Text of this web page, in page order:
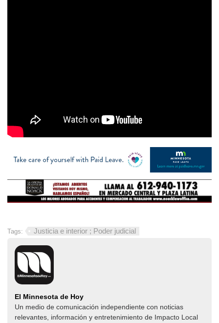
Tags: Justicia e interior ; Poder judicial
El Minnesota de Hoy
Un medio de comunicación independiente con noticias
relevantes, información y entretenimiento de Impacto Local​​